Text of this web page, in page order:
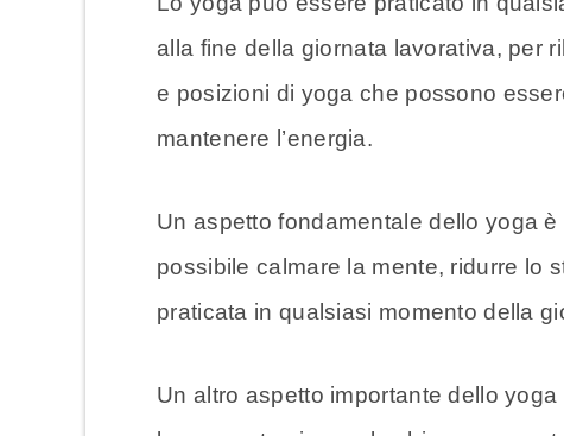
alla fine della giornata lavorativa, per
e posizioni di yoga che possono
mantenere l’energia.
Un aspetto fondamentale dello yoga è
possibile calmare la mente, ridurre lo
praticata in qualsiasi momento della
Un altro aspetto importante dello